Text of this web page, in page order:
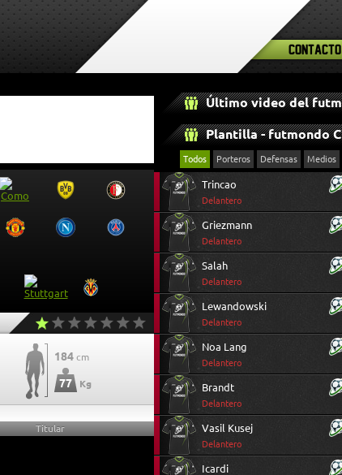
Contacto
184 cm
77 Kg
Titular
Todos Porteros Defensas Medios
Trincao
Delantero
Griezmann
Delantero
Salah
Delantero
Lewandowski
Delantero
Noa Lang
Delantero
Brandt
Delantero
Vasil Kusej
Delantero
Icardi